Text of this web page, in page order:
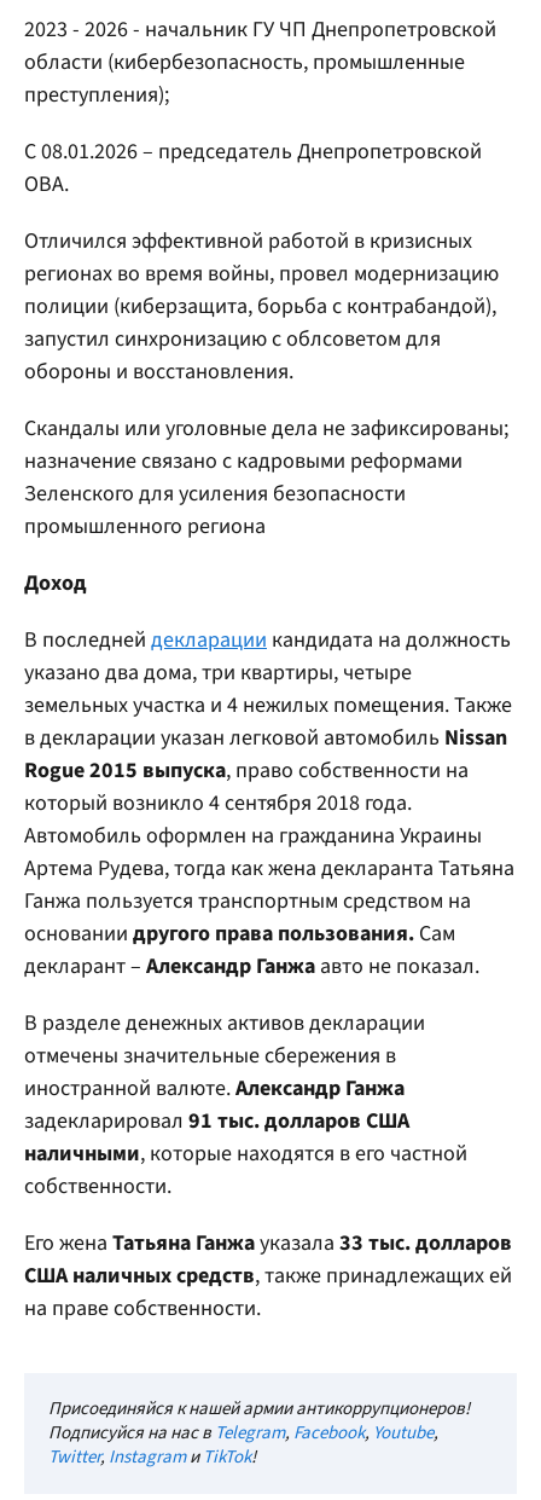
2023 - 2026 - начальник ГУ ЧП Днепропетровской
области (кибербезопасность, промышленные
преступления);
С 08.01.2026 – председатель Днепропетровской
ОВА.
Отличился эффективной работой в кризисных
регионах во время войны, провел модернизацию
полиции (киберзащита, борьба с контрабандой),
запустил синхронизацию с облсоветом для
обороны и восстановления.
Скандалы или уголовные дела не зафиксированы;
назначение связано с кадровыми реформами
Зеленского для усиления безопасности
промышленного региона
Доход
В последней декларации кандидата на должность
указано два дома, три квартиры, четыре
земельных участка и 4 нежилых помещения. Также
в декларации указан легковой автомобиль Nissan
Rogue 2015 выпуска, право собственности на
который возникло 4 сентября 2018 года.
Автомобиль оформлен на гражданина Украины
Артема Рудева, тогда как жена декларанта Татьяна
Ганжа пользуется транспортным средством на
основании другого права пользования. Сам
декларант – Александр Ганжа авто не показал.
В разделе денежных активов декларации
отмечены значительные сбережения в
иностранной валюте.Александр Ганжа
задекларировал 91 тыс. долларов США
наличными, которые находятся в его частной
собственности.
Его жена Татьяна Ганжауказала 33 тыс. долларов
США наличных средств, также принадлежащих ей
на праве собственности.
Присоединяйся к нашей армии антикоррупционеров!
Подписуйся на нас в Telegram, Facebook, Youtube,
Twitter, InstagramиTikTok!